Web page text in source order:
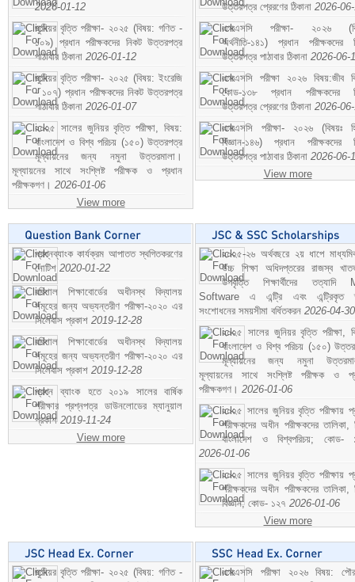
2026-01-12
জুনিয়র বৃত্তি পরীক্ষা- ২০২৫ (বিষয়: গণিত -
১০৯) প্রধান পরীক্ষকদের নিকট উত্তরপত্র
পাঠাবার ঠিকানা 2026-01-12
জুনিয়র বৃত্তি পরীক্ষা- ২০২৫ (বিষয়: ইংরেজি
- ১০৭) প্রধান পরীক্ষকদের নিকট উত্তরপত্র
পাঠাবার ঠিকানা 2026-01-07
২০২৫ সালের জুনিয়র বৃত্তি পরীক্ষা, বিষয়:
বাংলাদেশ ও বিশ্ব পরিচয় (১৫০) উত্তরপত্র
মূল্যায়নের জন্য নমুনা উত্তরমালা।
মূল্যায়নের সাথে সংশ্লিষ্ট পরীক্ষক ও প্রধান
পরীক্ষকগণ। 2026-01-06
View more
উত্তরপত্র প্রেরণের ঠিকানা 2026-
এসএসসি পরীক্ষা- ২০২৬
অর্থনীতি-১৪১) প্রধান পরীক্ষকদের
উত্তরপত্র পাঠাবার ঠিকানা 2026-06-
এসএসসি পরীক্ষা ২০২৬ বিষয়:জীব
কোড-১৩৮ প্রধান পরীক্ষকদের
উত্তরপত্র প্রেরণের ঠিকানা 2026-
এসএসসি পরীক্ষা- ২০২৬ (বিষয়ঃ
বিজ্ঞান-১৪৬) প্রধান পরীক্ষকদের
উত্তরপত্র পাঠাবার ঠিকানা 2026-06-
View more
প্রশ্নব্যাংক কার্যক্রম আপাতত স্থগিতকরণের
নোটিশ 2020-01-22
বরিশাল শিক্ষাবোর্ডের অধীনস্থ বিদ্যালয়
সমূহের জন্য অভ্যন্তরীণ পরীক্ষা-২০২০ এর
সিলেবাস প্রকাশ 2019-12-28
বরিশাল শিক্ষাবোর্ডের অধীনস্থ বিদ্যালয়
সমূহের জন্য অভ্যন্তরীণ পরীক্ষা-২০২০ এর
সিলেবাস প্রকাশ 2019-12-28
প্রশ্ন ব্যাংক হতে ২০১৯ সালের বার্ষিক
পরীক্ষার প্রশ্নপত্র ডাউনলোডের ম্যানুয়াল
প্রকাশ 2019-11-24
View more
২০২৫-২৬ অর্থবছরে ২য় ধাপে
উচ্চ শিক্ষা অধিদপ্তরের রাজস্ব
উপবৃত্তি শিক্ষার্থীদের তত্যাদি
Software এ এন্ট্রি এবং এন্ট্রিকৃত
সংশোধনের সময়সীমা বর্ধিতকরন 2026-04-30
২০২৫ সালের জুনিয়র বৃত্তি পরীক্ষা,
বাংলাদেশ ও বিশ্ব পরিচয় (১৫০)
মূল্যায়নের জন্য নমুনা
মূল্যায়নের সাথে সংশ্লিষ্ট পরীক্ষক ও
পরীক্ষকগণ। 2026-01-06
২০২৫ সালের জুনিয়র বৃত্তি পরীক্ষায়
পরীক্ষকদের অধীন পরীক্ষকদের তালিকা,
বাংলাদেশ ও বিশ্বপরিচয়; কোড-
2026-01-06
২০২৫ সালের জুনিয়র বৃত্তি পরীক্ষায়
পরীক্ষকদের অধীন পরীক্ষকদের তালিকা,
বিজ্ঞান; কোড- ১২৭ 2026-01-06
View more
জুনিয়র বৃত্তি পরীক্ষা- ২০২৫ (বিষয়: গণিত -
এসএসসি পরীক্ষা ২০২৬ বিষয়: